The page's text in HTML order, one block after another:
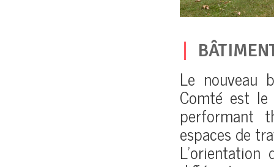
Le nouveau
Comté est
performant
espaces de